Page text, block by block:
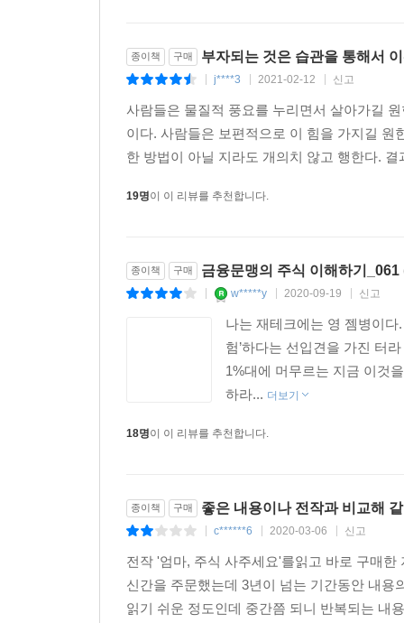
종이책 구매 부자되는 것은 습관을 통해서
j****3 2021-02-12 신고
사람들은 물질적 풍요를 누리면서 살아가길
이다. 사람들은 보편적으로 이 힘을 가지길
한 방법이 아닐 지라도 개의치 않고 행한다.
19명이 이 리뷰를 추천합니다.
종이책 구매 금융문맹의 주식 이해하기
w*****y 2020-09-19 신고
나는 재테크에는 영 젬병이다
험’하다는 선입견을 가진 터
1%대에 머무르는 지금 이것
하라... 더보기
18명이 이 리뷰를 추천합니다.
종이책 구매 좋은 내용이나 전작과 비교해
c******6 2020-03-06 신고
전작 '엄마, 주식 사주세요'를읽고 바로 구매
신간을 주문했는데 3년이 넘는 기간동안 내
읽기 쉬운 정도인데 중간쯤 되니 반복되는 내